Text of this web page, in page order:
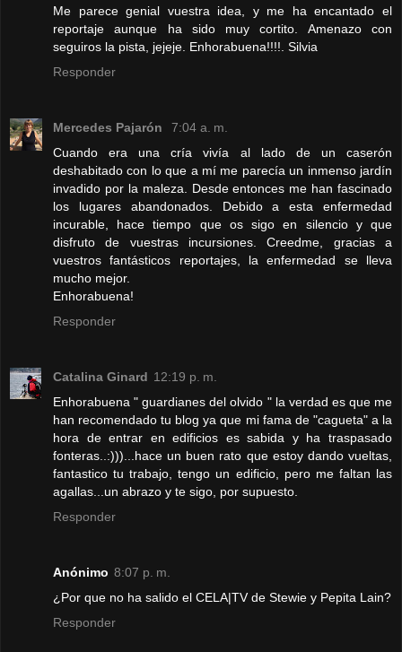
Me parece genial vuestra idea, y me ha encantado el
reportaje aunque ha sido muy cortito. Amenazo con
seguiros la pista, jejeje. Enhorabuena!!!!. Silvia
Responder
Mercedes Pajarón
7:04 a. m.
Cuando era una cría vivía al lado de un caserón
deshabitado con lo que a mí me parecía un inmenso jardín
invadido por la maleza. Desde entonces me han fascinado
los lugares abandonados. Debido a esta enfermedad
incurable, hace tiempo que os sigo en silencio y que
disfruto de vuestras incursiones. Creedme, gracias a
vuestros fantásticos reportajes, la enfermedad se lleva
mucho mejor.
Enhorabuena!
Responder
Catalina Ginard 12:19 p. m.
Enhorabuena " guardianes del olvido " la verdad es que me
han recomendado tu blog ya que mi fama de "cagueta" a la
hora de entrar en edificios es sabida y ha traspasado
fonteras..:)))...hace un buen rato que estoy dando vueltas,
fantastico tu trabajo, tengo un edificio, pero me faltan las
agallas...un abrazo y te sigo, por supuesto.
Responder
Anónimo 8:07 p. m.
¿Por que no ha salido el CELA|TV de Stewie y Pepita Lain?
Responder